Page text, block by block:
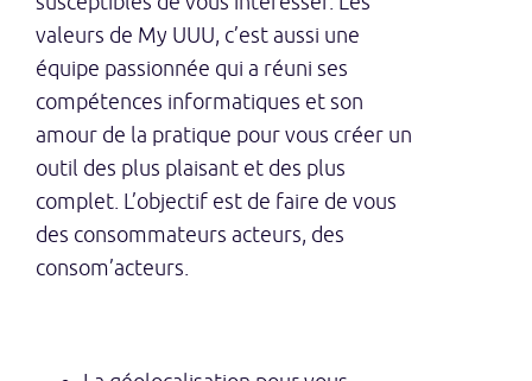
valeurs de My UUU, c’est aussi une
équipe passionnée qui a réuni ses
compétences informatiques et son
amour de la pratique pour vous créer un
outil des plus plaisant et des plus
complet. L’objectif est de faire de vous
des consommateurs acteurs, des
consom’acteurs.